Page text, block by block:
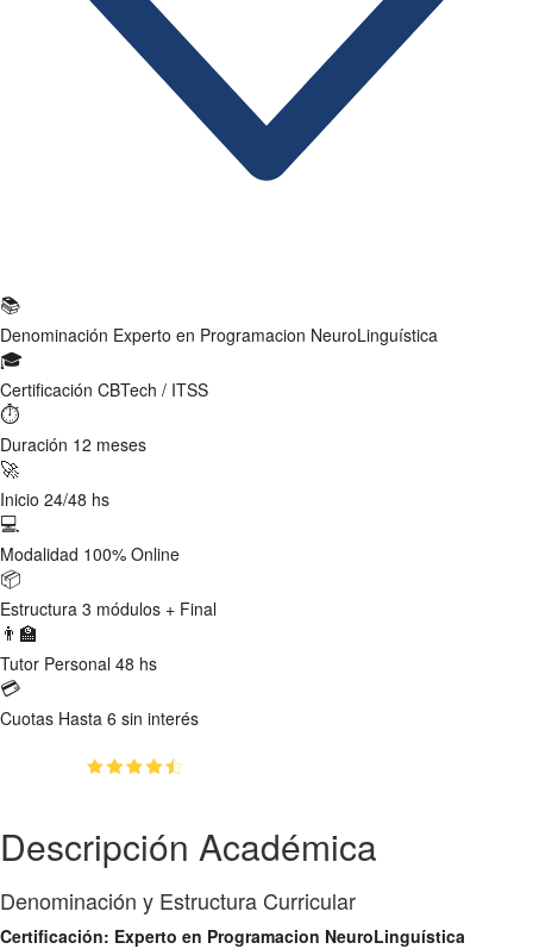
📚
Denominación Experto en Programacion NeuroLinguística
🎓
Certificación CBTech / ITSS
⏱
Duración 12 meses
🚀
Inicio 24/48 hs
💻
Modalidad 100% Online
📦
Estructura 3 módulos + Final
👨‍🏫
Tutor Personal 48 hs
💳
Cuotas Hasta 6 sin interés
Descripción Académica
Denominación y Estructura Curricular
Certificación: Experto en Programacion NeuroLinguística